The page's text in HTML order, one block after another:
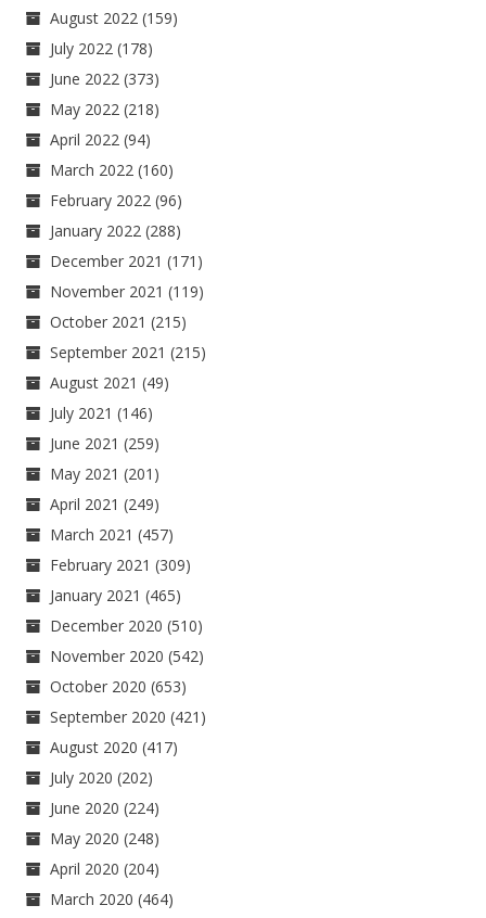
August 2022 (159)
July 2022 (178)
June 2022 (373)
May 2022 (218)
April 2022 (94)
March 2022 (160)
February 2022 (96)
January 2022 (288)
December 2021 (171)
November 2021 (119)
October 2021 (215)
September 2021 (215)
August 2021 (49)
July 2021 (146)
June 2021 (259)
May 2021 (201)
April 2021 (249)
March 2021 (457)
February 2021 (309)
January 2021 (465)
December 2020 (510)
November 2020 (542)
October 2020 (653)
September 2020 (421)
August 2020 (417)
July 2020 (202)
June 2020 (224)
May 2020 (248)
April 2020 (204)
March 2020 (464)